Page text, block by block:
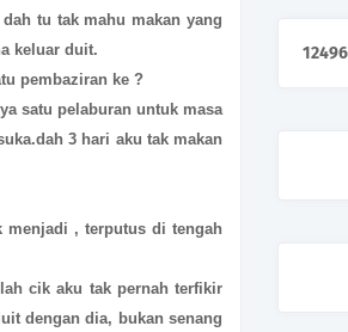
tu tak mahu makan yang
keluar duit.
pembaziran ke ?
satu pelaburan untuk masa
3 hari aku tak makan
menjadi , terputus di tengah
cik aku tak pernah terfikir
dengan dia, bukan senang
12496